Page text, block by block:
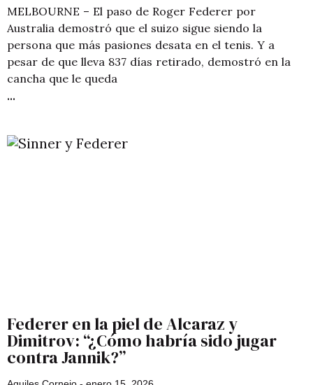
MELBOURNE – El paso de Roger Federer por
Australia demostró que el suizo sigue siendo la
persona que más pasiones desata en el tenis. Y a
pesar de que lleva 837 días retirado, demostró en la
cancha que le queda
Federer en la piel de Alcaraz y
Dimitrov: “¿Cómo habría sido jugar
contra Jannik?”